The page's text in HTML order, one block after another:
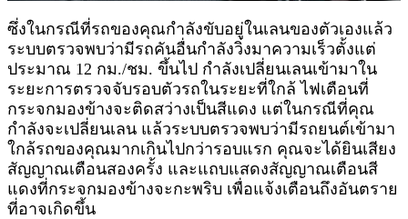
ซึ่งในกรณีที่รถของคุณกำลังขับอยู่ในเลนของตัวเองแล้ว
ระบบตรวจพบว่ามีรถคันอื่นกำลังวิ่งมาความเร็วตั้งแต่
ประมาณ 12 กม./ชม. ขึ้นไป กำลังเปลี่ยนเลนเข้ามาใน
ระยะการตรวจจับรอบตัวรถในระยะที่ใกล้ ไฟเตือนที่
กระจกมองข้างจะติดสว่างเป็นสีแดง แต่ในกรณีที่คุณ
กำลังจะเปลี่ยนเลน แล้วระบบตรวจพบว่ามีรถยนต์เข้ามา
ใกล้รถของคุณมากเกินไปกว่ารอบแรก คุณจะได้ยินเสียง
สัญญาณเตือนสองครั้ง และแถบแสดงสัญญาณเตือนสี
แดงที่กระจกมองข้างจะกะพริบ เพื่อแจ้งเตือนถึงอันตราย
ที่อาจเกิดขึ้น